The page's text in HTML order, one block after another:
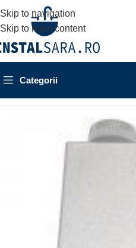
Skip to navigation
Skip to main content
Categorii